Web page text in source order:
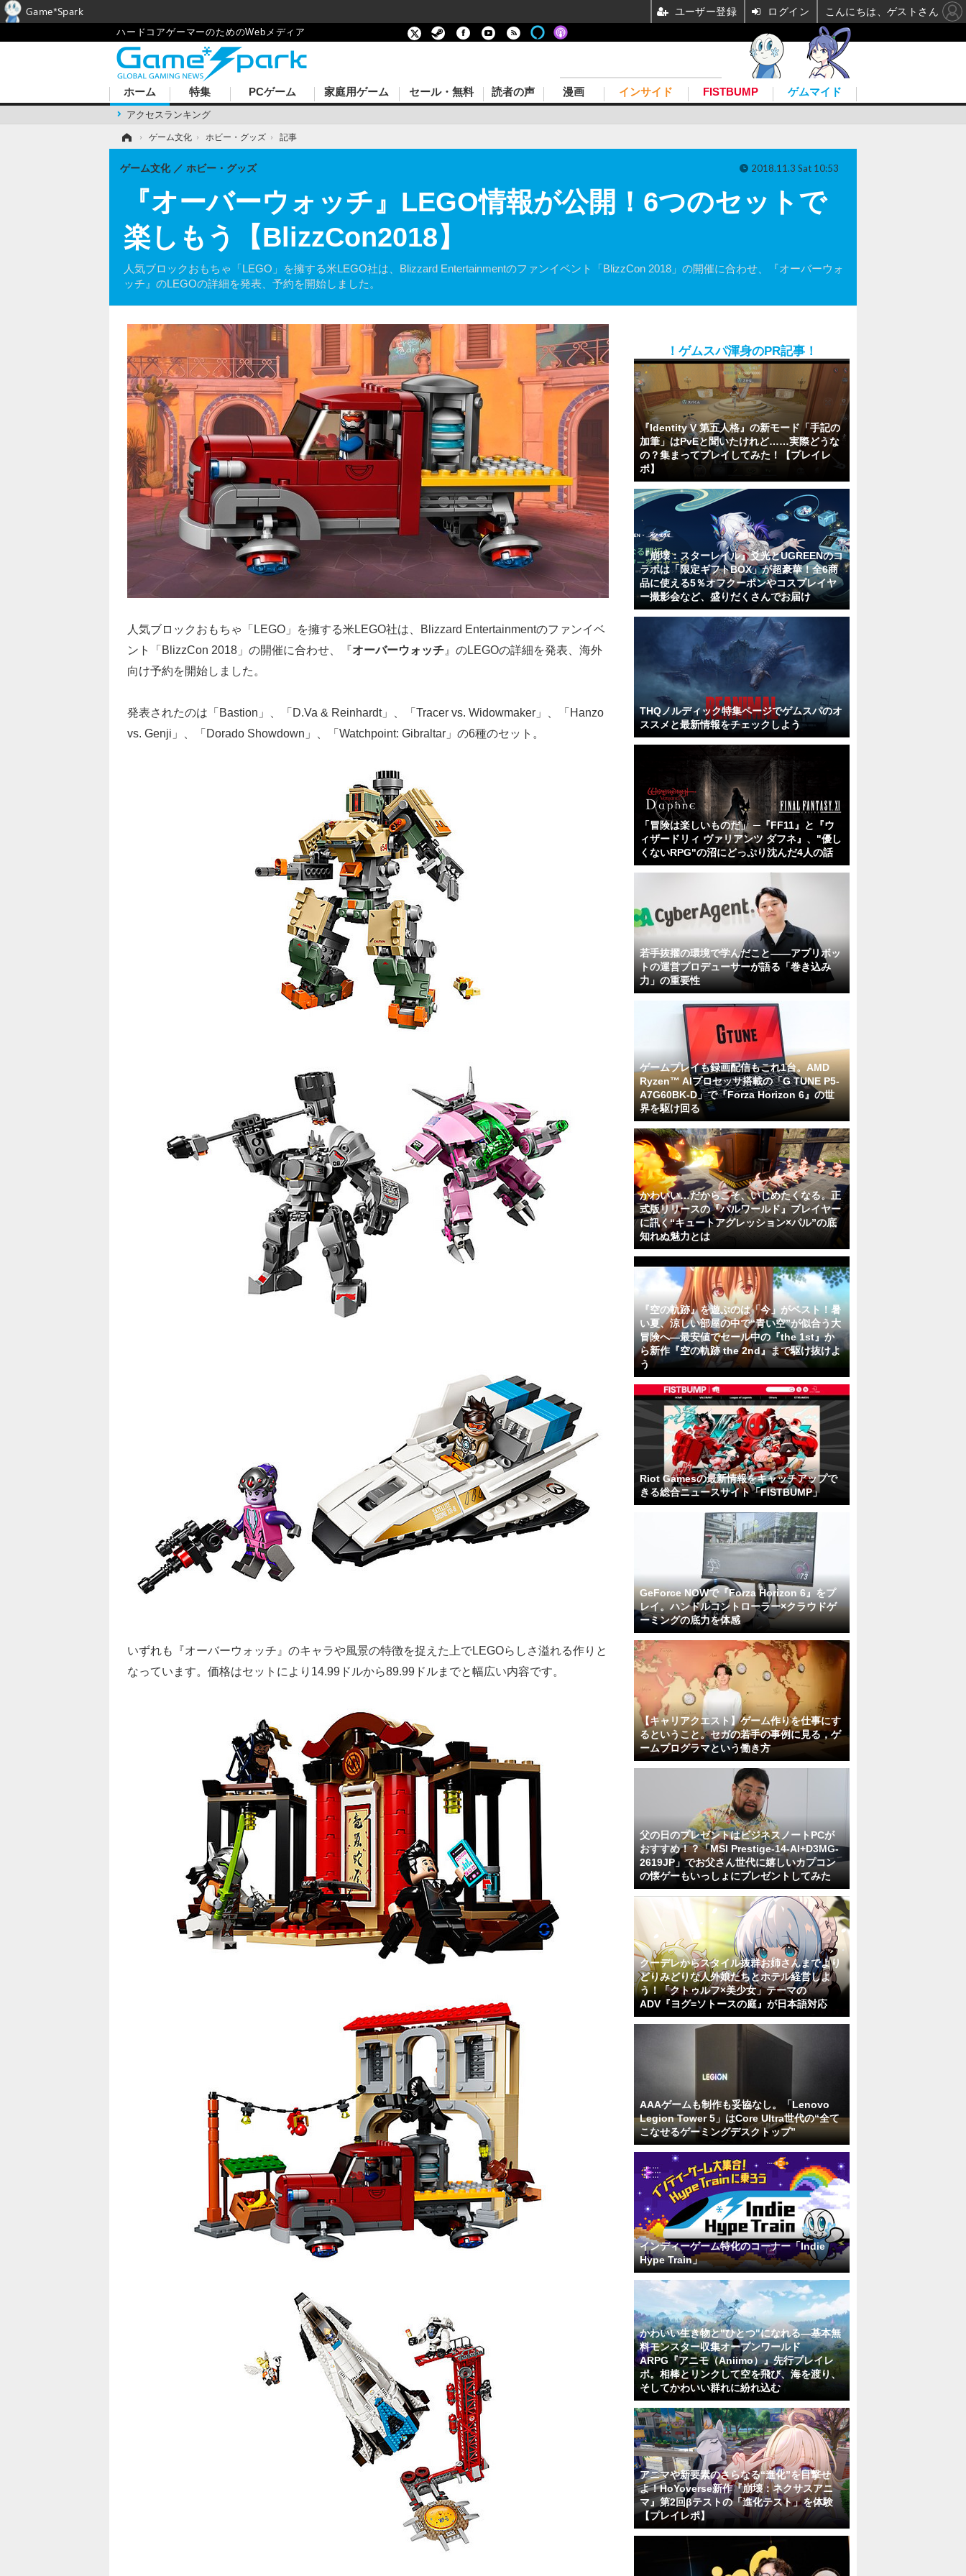
ハードコアゲーマーのためのWebメディア
ホーム
アクセスランキング
特集 PCゲーム 家庭用ゲーム セール・無料 読者の声 漫画 インサイド FISTBUMP ゲムマイド
› ゲーム文化 › ホビー・グッズ › 記事
『オーバーウォッチ』LEGO情報が公開！6つのセットで
楽しもう【BlizzCon2018】
人気ブロックおもちゃ「LEGO」を擁する米LEGO社は、Blizzard Entertainmentのファンイベント「BlizzCon 2018」の開催に合わせ、『オーバーウォ
ッチ』のLEGOの詳細を発表、予約を開始しました。
ゲーム文化 ホビー・グッズ 2018.11.3 Sat 10:53
人気ブロックおもちゃ「LEGO」を擁する米LEGO社は、Blizzard Entertainmentのファンイベ
ント「BlizzCon 2018」の開催に合わせ、『オーバーウォッチ 』のLEGOの詳細を発表、海外
向け予約を開始しました。
発表されたのは「Bastion」、「D.Va & Reinhardt」、「Tracer vs. Widowmaker」、「Hanzo
vs. Genji」、「Dorado Showdown」、「Watchpoint: Gibraltar」の6種のセット。
いずれも『オーバーウォッチ』のキャラや風景の特徴を捉えた上でLEGOらしさ溢れる作りと
なっています。価格はセットにより14.99ドルから89.99ドルまでと幅広い内容です。
！ゲムスパ渾身のPR記事！
『Identity V 第五人格』の新モード「手記の
加筆」はPvEと聞いたけれど……実際どうな
の？集まってプレイしてみた！【プレイレ
ポ】
『崩壊：スターレイル』爻光とUGREENのコ
ラボは「限定ギフトBOX」が超豪華！全6商
品に使える5％オフクーポンやコスプレイヤ
ー撮影会など、盛りだくさんでお届け
THQノルディック特集ページでゲムスパのオ
ススメと最新情報をチェックしよう
「冒険は楽しいものだ」 ─『FF11』と『ウ
ィザードリィ ヴァリアンツ ダフネ』、"優し
くないRPG"の沼にどっぷり沈んだ4人の話
若手抜擢の環境で学んだこと――アプリボッ
トの運営プロデューサーが語る「巻き込み
力」の重要性
ゲームプレイも録画配信もこれ1台。AMD
Ryzen™ AIプロセッサ搭載の「G TUNE P5-
A7G60BK-D」で『Forza Horizon 6』の世
界を駆け回る
かわいい…だからこそ、いじめたくなる。正
式版リリースの『パルワールド』プレイヤー
に訊く“キュートアグレッション×パル”の底
知れぬ魅力とは
『空の軌跡』を遊ぶのは「今」がベスト！暑
い夏、涼しい部屋の中で“青い空”が似合う大
冒険へ―最安値でセール中の『the 1st』か
ら新作『空の軌跡 the 2nd』まで駆け抜けよ
う
Riot Gamesの最新情報をキャッチアップで
きる総合ニュースサイト「FISTBUMP」
GeForce NOWで『Forza Horizon 6』をプ
レイ。ハンドルコントローラー×クラウドゲ
ーミングの底力を体感
【キャリアクエスト】ゲーム作りを仕事にす
るということ。セガの若手の事例に見る，ゲ
ームプログラマという働き方
父の日のプレゼントはビジネスノートPCが
おすすめ！？「MSI Prestige-14-AI+D3MG-
2619JP」でお父さん世代に嬉しいカプコン
の懐ゲーもいっしょにプレゼントしてみた
クーデレからスタイル抜群お姉さんまでより
どりみどりな人外娘たちとホテル経営しよ
う！「クトゥルフ×美少女」テーマの
ADV『ヨグ=ソトースの庭』が日本語対応
AAAゲームも制作も妥協なし。「Lenovo
Legion Tower 5」はCore Ultra世代の“全て
こなせるゲーミングデスクトップ”
インディーゲーム特化のコーナー「Indie
Hype Train」
かわいい生き物と"ひとつ"になれる―基本無
料モンスター収集オープンワールド
ARPG『アニモ（Aniimo）』先行プレイレ
ポ。相棒とリンクして空を飛び、海を渡り、
そしてかわいい群れに紛れ込む
アニマや新要素のさらなる“進化”を目撃せ
よ！HoYoverse新作『崩壊：ネクサスアニ
マ』第2回βテストの「進化テスト」を体験
【プレイレポ】
Game*Spark ユーザー登録 ログイン こんにちは、ゲストさん